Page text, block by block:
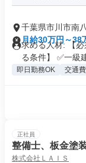
千葉県市川市南
月給30万円～38
求める人材: 【
る条件】 ✅一級
即日勤務OK 交通
正社員
整備士、板金塗
株式会社ＬＡＩＳ